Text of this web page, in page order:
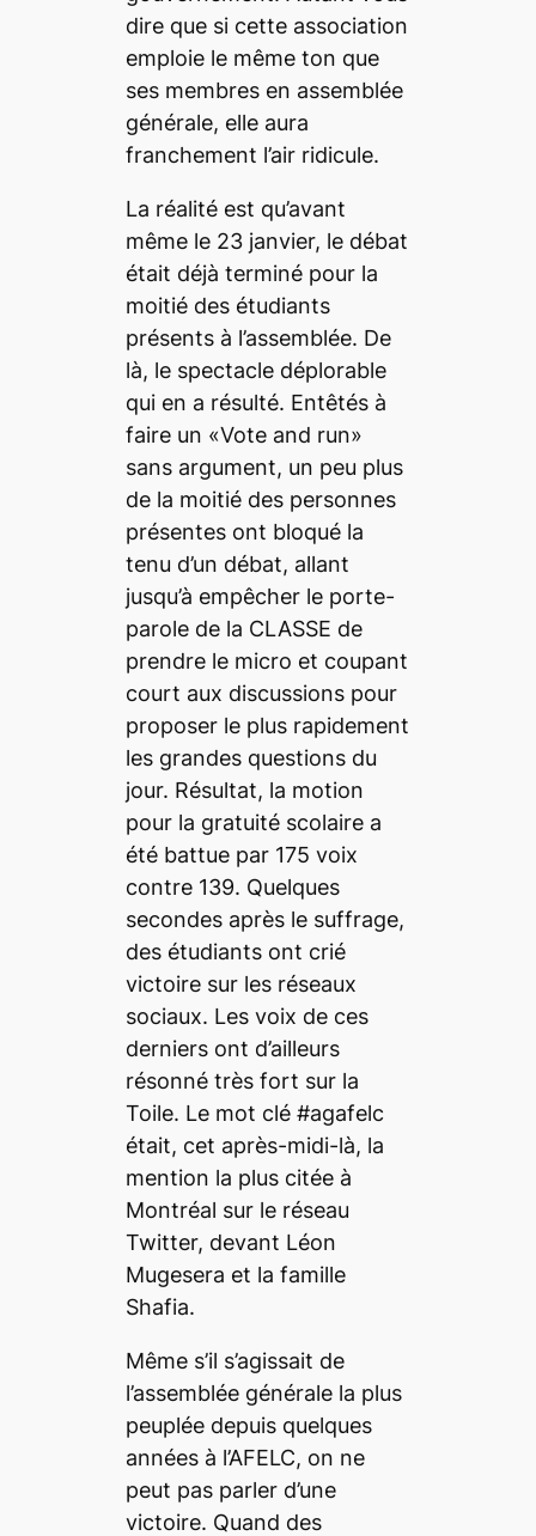
dire que si cette association
emploie le même ton que
ses membres en assemblée
générale, elle aura
franchement l’air ridicule.
La réalité est qu’avant
même le 23 janvier, le débat
était déjà terminé pour la
moitié des étudiants
présents à l’assemblée. De
là, le spectacle déplorable
qui en a résulté. Entêtés à
faire un «Vote and run»
sans argument, un peu plus
de la moitié des personnes
présentes ont bloqué la
tenu d’un débat, allant
jusqu’à empêcher le porte-
parole de la CLASSE de
prendre le micro et coupant
court aux discussions pour
proposer le plus rapidement
les grandes questions du
jour. Résultat, la motion
pour la gratuité scolaire a
été battue par 175 voix
contre 139. Quelques
secondes après le suffrage,
des étudiants ont crié
victoire sur les réseaux
sociaux. Les voix de ces
derniers ont d’ailleurs
résonné très fort sur la
Toile. Le mot clé #agafelc
était, cet après-midi-là, la
mention la plus citée à
Montréal sur le réseau
Twitter, devant Léon
Mugesera et la famille
Shafia.
Même s’il s’agissait de
l’assemblée générale la plus
peuplée depuis quelques
années à l’AFELC, on ne
peut pas parler d’une
victoire. Quand des